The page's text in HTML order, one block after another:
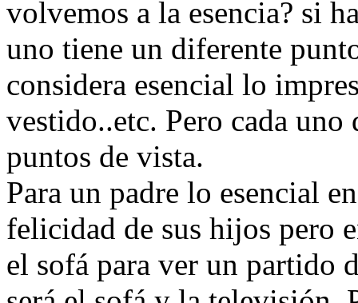
volvemos a la esencia? si
uno tiene un diferente
considera esencial lo
vestido..etc. Pero cada
puntos de vista.
Para un padre lo esencial
felicidad de sus hijos pero
el sofá para ver un partido